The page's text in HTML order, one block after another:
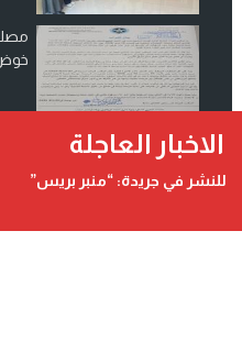
خوض
انضم الينا على
الاخبار العاجلة
للنشر في جريدة: “منبر بريس”